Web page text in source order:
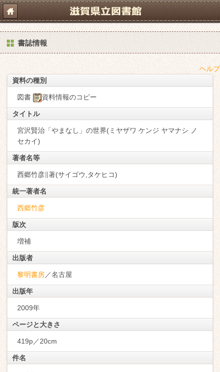
書誌情報
ヘルプ
資料の種別
図書 資料情報のコピー
タイトル
宮沢賢治「やまなし」の世界(ミヤザワ ケンジ ヤマナシ ノ
セカイ)
著者名等
西郷竹彦∥著(サイゴウ,タケヒコ)
統一著者名
西郷竹彦
版次
増補
出版者
黎明書房／名古屋
出版年
2009年
ページと大きさ
419p／20cm
件名